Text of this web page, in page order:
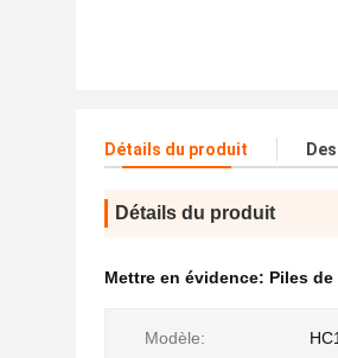
Détails du produit
Détails du produit
Mettre en évidence: Piles
Modèle: